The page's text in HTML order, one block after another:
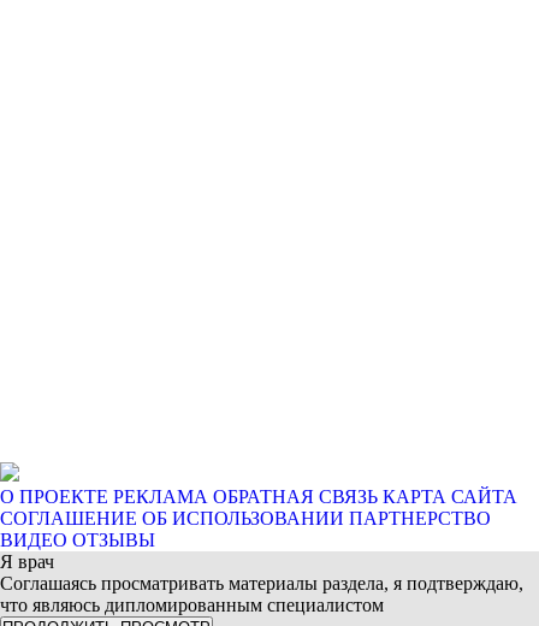
О ПРОЕКТЕ РЕКЛАМА ОБРАТНАЯ СВЯЗЬ КАРТА САЙТА
СОГЛАШЕНИЕ ОБ ИСПОЛЬЗОВАНИИ ПАРТНЕРСТВО
ВИДЕО ОТЗЫВЫ
Я врач
Соглашаясь просматривать материалы раздела, я подтверждаю,
что являюсь дипломированным специалистом